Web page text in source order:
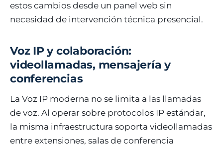
estos cambios desde un panel web sin
necesidad de intervención técnica presencial.
Voz IP y colaboración:
videollamadas, mensajería y
conferencias
La Voz IP moderna no se limita a las llamadas
de voz. Al operar sobre protocolos IP estándar,
la misma infraestructura soporta videollamadas
entre extensiones, salas de conferencia